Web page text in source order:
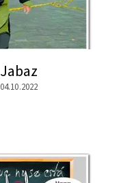
Jabaz
04.10.2022